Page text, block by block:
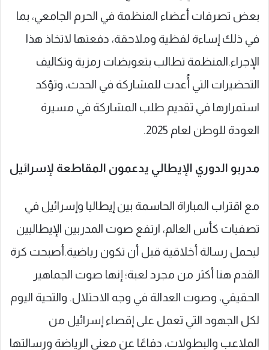
بعض تصرفات أعضاء المنظمة في الحرم الجامعي، بما
في ذلك إساءة لفظية وملاحقة، دفعتها لاتخاذ هذا
الإجراء.المنظمة تطالب بتعويضات رمزية وتكاليف
التحضيرات التي أُعدت للمشاركة في الحدث، وتؤكد
استمرارها في تقديم طلب المشاركة في مسيرة
العودة للوطن لعام 2025.
مدربو الدوري الإيطالي يدعمون المقاطعة لإسرائيل
مع اقتراب المباراة الحاسمة بين إيطاليا وإسرائيل في
تصفيات كأس العالم، ارتفع صوت المدربين الإيطاليين
ليحمل رسالة أخلاقية قبل أن تكون رياضية.أصبحت كرة
القدم هنا أكثر من مجرد لعبة؛ إنها صوت الجماهير
الحقيقي، وصوت العدالة في وجه الاحتلال. والتحية اليوم
لكل الجهود التي تعمل على إقصاء إسرائيل من
الملاعب والبطولات، دفاعًا عن معنى الرياضة ورسالتها